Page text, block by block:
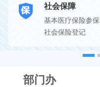
社会保障
基本医疗保险参
社会保险登记
部门办